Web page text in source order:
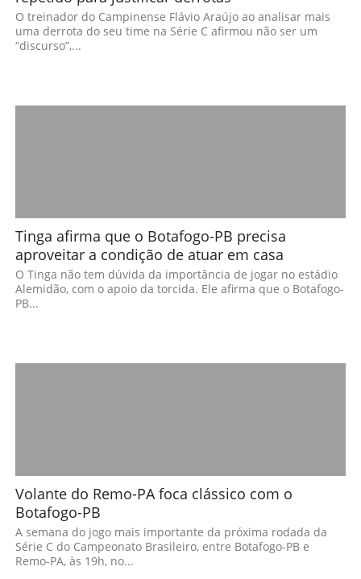
O treinador do Campinense Flávio Araújo ao analisar mais
uma derrota do seu time na Série C afirmou não ser um
“discurso”,...
Tinga afirma que o Botafogo-PB precisa
aproveitar a condição de atuar em casa
O Tinga não tem dúvida da importância de jogar no estádio
Alemidão, com o apoio da torcida. Ele afirma que o Botafogo-
PB...
Volante do Remo-PA foca clássico com o
Botafogo-PB
A semana do jogo mais importante da próxima rodada da
Série C do Campeonato Brasileiro, entre Botafogo-PB e
Remo-PA, às 19h, no...